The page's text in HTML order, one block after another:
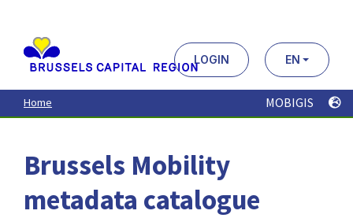
contenu
principal
LOGIN EN
Home MOBIGIS
Brussels Mobility
metadata catalogue